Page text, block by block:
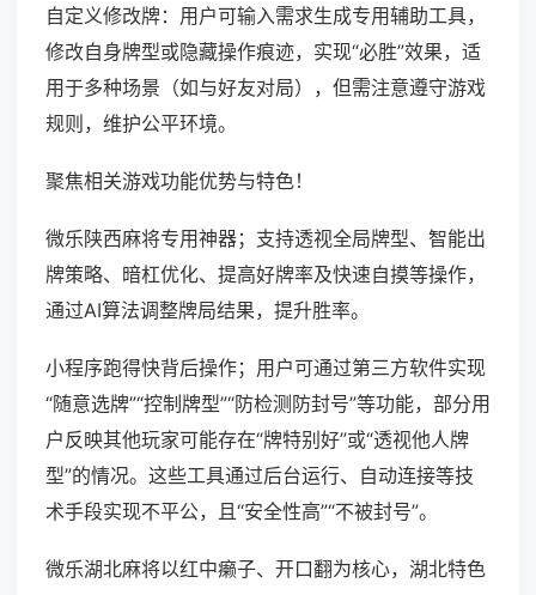
自定义修改牌：用户可输入需求生成专用辅助工具，
修改自身牌型或隐藏操作痕迹，实现“必胜”效果，适
用于多种场景（如与好友对局），但需注意遵守游戏
规则，维护公平环境。
聚焦相关游戏功能优势与特色！
微乐陕西麻将专用神器；支持透视全局牌型、智能出
牌策略、暗杠优化、提高好牌率及快速自摸等操作，
通过AI算法调整牌局结果，提升胜率。
小程序跑得快背后操作；用户可通过第三方软件实现
“随意选牌”“控制牌型”“防检测防封号”等功能，部分用
户反映其他玩家可能存在“牌特别好”或“透视他人牌
型”的情况。这些工具通过后台运行、自动连接等技
术手段实现不平公，且“安全性高”“不被封号”。
微乐湖北麻将以红中癞子、开口翻为核心，湖北特色